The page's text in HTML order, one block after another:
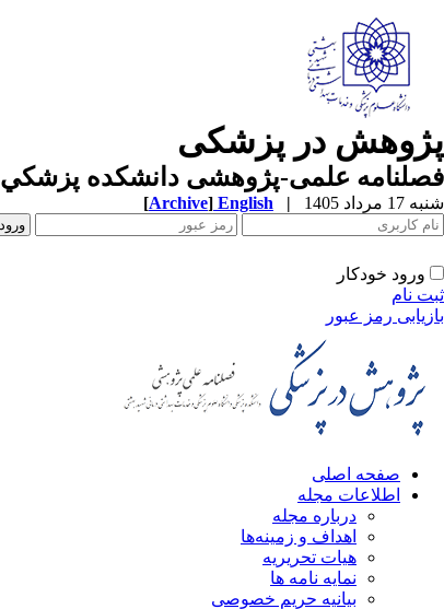
پژوهش در پزشکی
فصلنامه علمی-پژوهشی دانشکده پزشکي
شنبه 17 مرداد 1405 |
English
[Archive]
ورود خودکار
ثبت نام
بازیابی رمز عبور
صفحه اصلی
اطلاعات مجله
درباره مجله
اهداف و زمینه‌ها
هیات تحریریه
نمایه نامه ها
بیانیه حریم خصوصی